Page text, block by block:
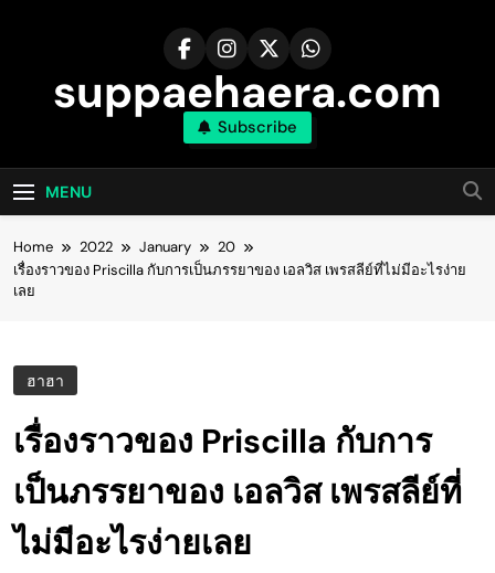
suppaehaera.com
Subscribe
MENU
Home 2022 January
20
เรื่องราวของ Priscilla กับการเป็นภรรยาของ เอลวิส เพรสลีย์ที่ไม่มีอะไรง่าย
เลย
ฮาฮา
เรื่องราวของ Priscilla กับการ
เป็นภรรยาของ เอลวิส เพรสลีย์ที่
ไม่มีอะไรง่ายเลย